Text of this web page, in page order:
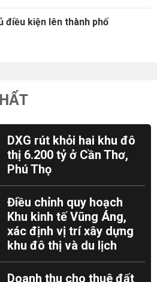
điều kiện lên thành phố
DXG rút khỏi hai khu đô
thị 6.200 tỷ ở Cần Thơ,
Phú Thọ
Điều chỉnh quy hoạch
Khu kinh tế Vũng Áng,
xác định vị trí xây dựng
khu đô thị và du lịch
Doanh thu cho thuê đất